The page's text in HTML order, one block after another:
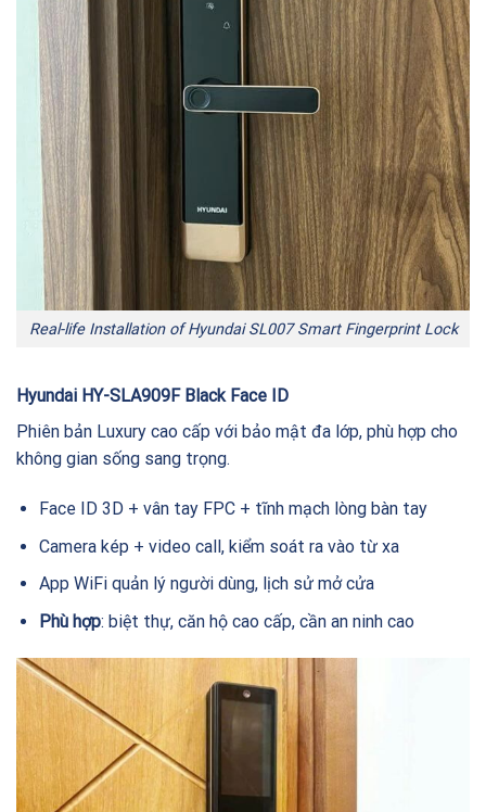
Real-life Installation of Hyundai SL007 Smart Fingerprint Lock
Hyundai HY-SLA909F Black Face ID
Phiên bản Luxury cao cấp với bảo mật đa lớp, phù hợp cho
không gian sống sang trọng.
Face ID 3D + vân tay FPC + tĩnh mạch lòng bàn tay
Camera kép + video call, kiểm soát ra vào từ xa
App WiFi quản lý người dùng, lịch sử mở cửa
Phù hợp: biệt thự, căn hộ cao cấp, cần an ninh cao